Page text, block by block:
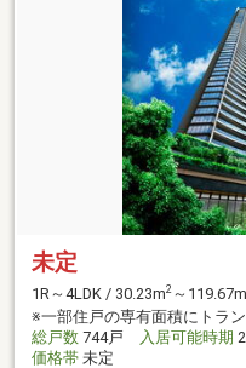
未定
1R～4LDK / 30.23m2 ～119.67m
※一部住戸の専有面積にトラ
総戸数 744戸 入居可能時期
価格帯 未定